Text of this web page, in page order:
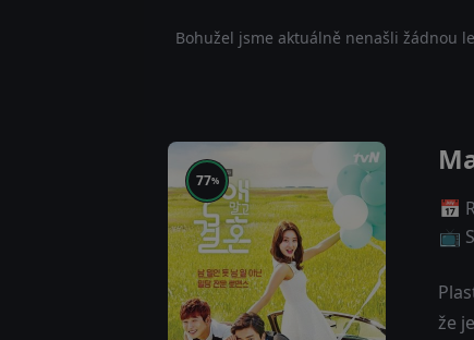
Bohužel jsme aktuálně nenašli žádnou
77%
📅
📺
že